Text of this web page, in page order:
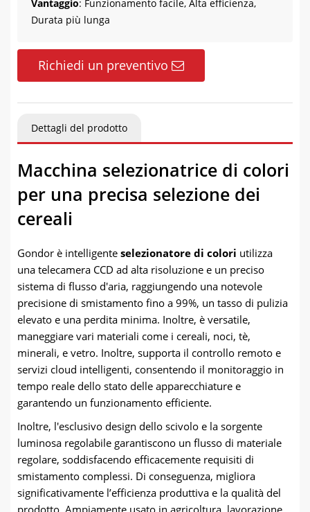
Vantaggio: Funzionamento facile, Alta efficienza,
Durata più lunga
Richiedi un preventivo
Dettagli del prodotto
Macchina selezionatrice di colori
per una precisa selezione dei
cereali
Gondor è intelligente selezionatore di colori utilizza
una telecamera CCD ad alta risoluzione e un preciso
sistema di flusso d'aria, raggiungendo una notevole
precisione di smistamento fino a 99%, un tasso di pulizia
elevato e una perdita minima. Inoltre, è versatile,
maneggiare vari materiali come i cereali, noci, tè,
minerali, e vetro. Inoltre, supporta il controllo remoto e
servizi cloud intelligenti, consentendo il monitoraggio in
tempo reale dello stato delle apparecchiature e
garantendo un funzionamento efficiente.
Inoltre, l'esclusivo design dello scivolo e la sorgente
luminosa regolabile garantiscono un flusso di materiale
regolare, soddisfacendo efficacemente requisiti di
smistamento complessi. Di conseguenza, migliora
significativamente l’efficienza produttiva e la qualità del
prodotto. Ampiamente usato in agricoltura, lavorazione